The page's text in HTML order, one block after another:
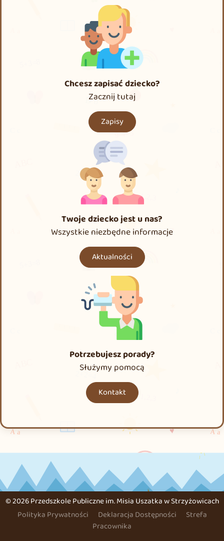
Chcesz zapisać dziecko?
Zacznij tutaj
Zapisy
Twoje dziecko jest u nas?
Wszystkie niezbędne informacje
Aktualności
Potrzebujesz porady?
Służymy pomocą
Kontakt
©2026 Przedszkole Publiczne im. Misia Uszatka w Strzyżowicach
Polityka Prywatności
Deklaracja Dostępności
Strefa
Pracownika